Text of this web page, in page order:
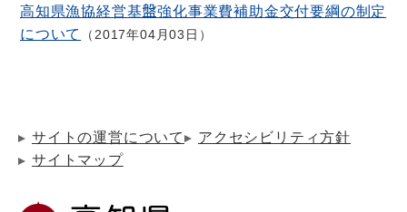
高知県漁協経営基盤強化事業費補助金交付要綱の制定
について
2017年04月03日
サイトの運営について
アクセシビリティ方針
サイトマップ